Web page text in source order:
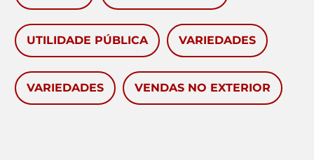
UTILIDADE PÚBLICA VARIEDADES
VARIEDADES VENDAS NO EXTERIOR